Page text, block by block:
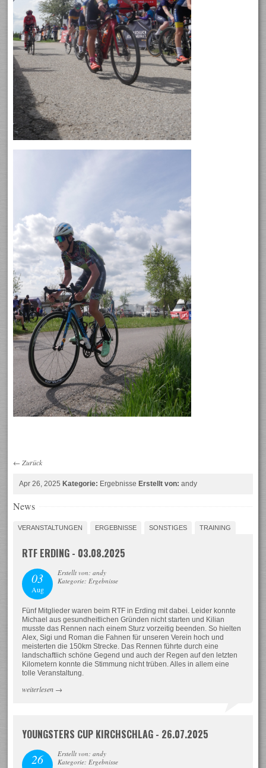
← Zurück
Apr 26, 2025Kategorie: ErgebnisseErstellt von: andy
News
VERANSTALTUNGEN ERGEBNISSE SONSTIGES TRAINING
RTF ERDING - 03.08.2025
03
Aug
Erstellt von: andy
Kategorie: Ergebnisse
Fünf Mitglieder waren beim RTF in Erding mit dabei. Leider konnte
Michael aus gesundheitlichen Gründen nicht starten und Kilian
musste das Rennen nach einem Sturz vorzeitig beenden. So hielten
Alex, Sigi und Roman die Fahnen für unseren Verein hoch und
meisterten die 150km Strecke. Das Rennen führte durch eine
landschaftlich schöne Gegend und auch der Regen auf den letzten
Kilometern konnte die Stimmung nicht trüben. Alles in allem eine
tolle Veranstaltung.
weiterlesen →
YOUNGSTERS CUP KIRCHSCHLAG - 26.07.2025
26
Erstellt von: andy
Kategorie: Ergebnisse